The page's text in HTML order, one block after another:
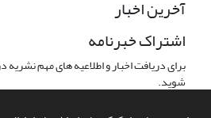
آخرین اخبار
اشتراک خبرنامه
برای دریافت اخبار و اطلاعیه های مهم
شوید.